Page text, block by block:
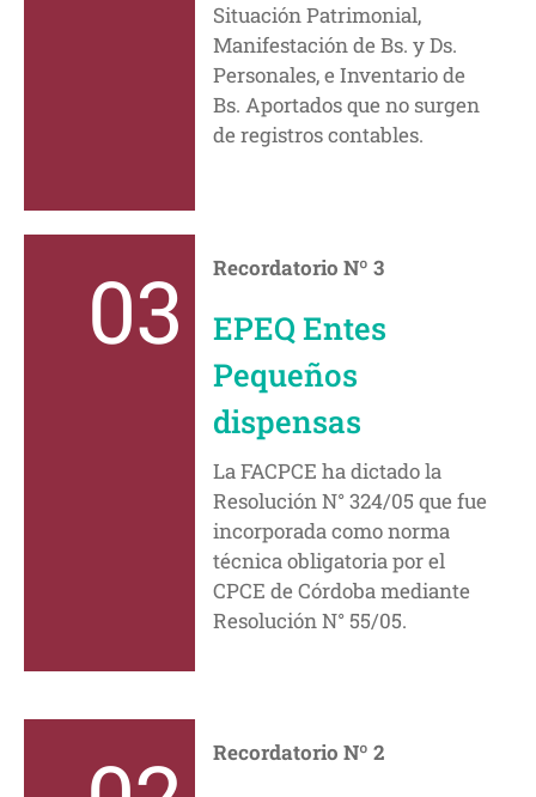
Situación Patrimonial,
Manifestación de Bs. y Ds.
Personales, e Inventario de
Bs. Aportados que no surgen
de registros contables.
03 Recordatorio Nº 3
EPEQ Entes
Pequeños
dispensas
La FACPCE ha dictado la
Resolución N° 324/05 que fue
incorporada como norma
técnica obligatoria por el
CPCE de Córdoba mediante
Resolución N° 55/05.
Recordatorio Nº 2